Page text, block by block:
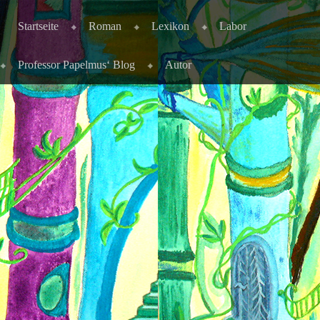
Menu
Skip to content
Startseite
Roman Lexikon Labor
Professor Papelmus‘ Blog Autor
Die Autorin Ulrike Leinemann erzählt die